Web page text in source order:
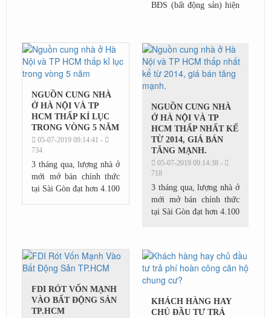
BĐS (bất động sản) hiện
luật thì người...
NGUỒN CUNG NHÀ
Ở HÀ NỘI VÀ TP
HCM THẤP KỈ LỤC
TRONG VÒNG 5 NĂM
05-07-2019 09:14:41 -
734
3 tháng qua, lượng nhà ở
mới mở bán chính thức
tại Sài Gòn đạt hơn 4.100
NGUỒN CUNG NHÀ
Ở HÀ NỘI VÀ TP
HCM THẤP NHẤT KỂ
TỪ 2014, GIÁ BÁN
TĂNG MẠNH.
05-07-2019 09:14:38 -
718
3 tháng qua, lượng nhà ở
mới mở bán chính thức
tại Sài Gòn đạt hơn 4.100
Nguyên nhân...
FDI RÓT VỐN MẠNH
VÀO BẤT ĐỘNG SẢN
TP.HCM
KHÁCH HÀNG HAY
CHỦ ĐẦU TƯ TRẢ